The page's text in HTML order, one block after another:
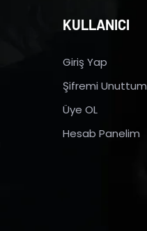
KULLANICI
Giriş Yap
Şifremi Unuttum
Üye OL
Hesab Panelim